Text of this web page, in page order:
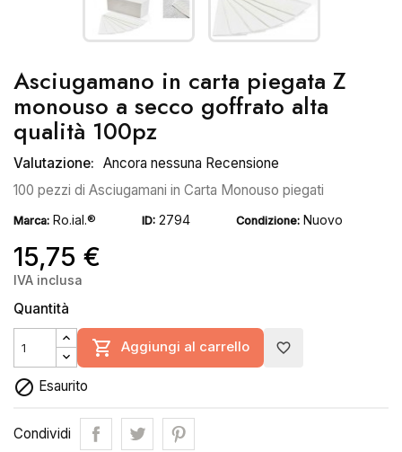
Asciugamano in carta piegata Z
monouso a secco goffrato alta
qualità 100pz
Valutazione: Ancora nessuna Recensione
100 pezzi di Asciugamani in Carta Monouso piegati
Marca: Ro.ial.® ID: 2794 Condizione: Nuovo
15,75 €
IVA inclusa
Quantità
 Aggiungi al carrello favorite_border
 Esaurito
Condividi